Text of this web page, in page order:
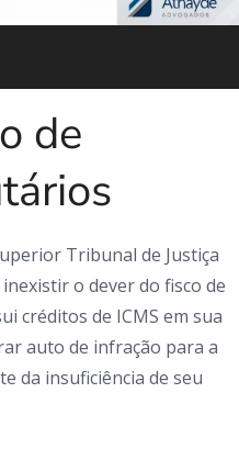
de
Tribunal de Justiça
o dever do fisco de
créditos de ICMS em sua
auto de infração para a
da insuficiência de seu